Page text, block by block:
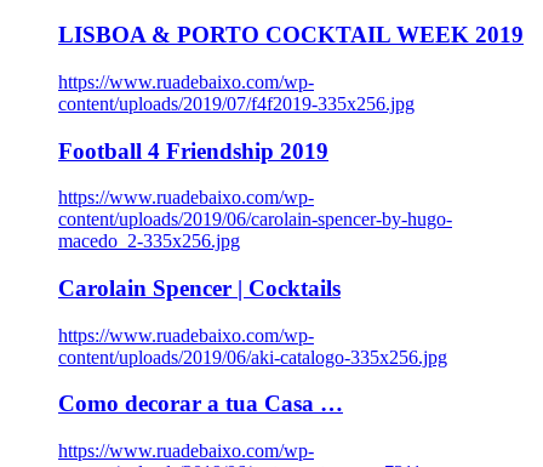
LISBOA & PORTO COCKTAIL WEEK 2019
https://www.ruadebaixo.com/wp-
content/uploads/2019/07/f4f2019-335x256.jpg
Football 4 Friendship 2019
https://www.ruadebaixo.com/wp-
content/uploads/2019/06/carolain-spencer-by-hugo-
macedo_2-335x256.jpg
Carolain Spencer | Cocktails
https://www.ruadebaixo.com/wp-
content/uploads/2019/06/aki-catalogo-335x256.jpg
Como decorar a tua Casa …
https://www.ruadebaixo.com/wp-